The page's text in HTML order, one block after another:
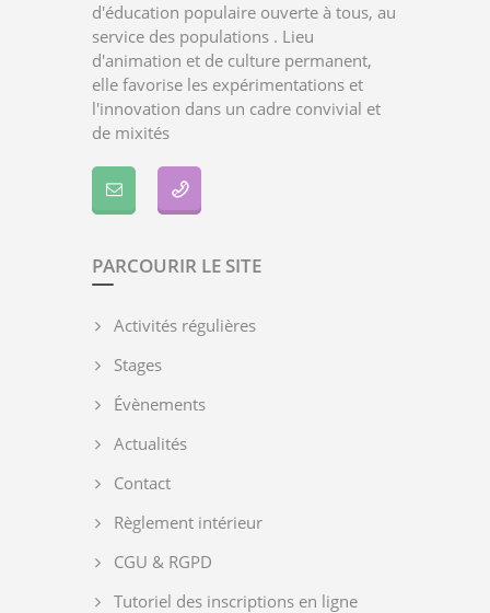
d'éducation populaire ouverte à tous, au
service des populations . Lieu
d'animation et de culture permanent,
elle favorise les expérimentations et
l'innovation dans un cadre convivial et
de mixités
PARCOURIR LE SITE
Activités régulières
Stages
Évènements
Actualités
Contact
Règlement intérieur
CGU & RGPD
Tutoriel des inscriptions en ligne